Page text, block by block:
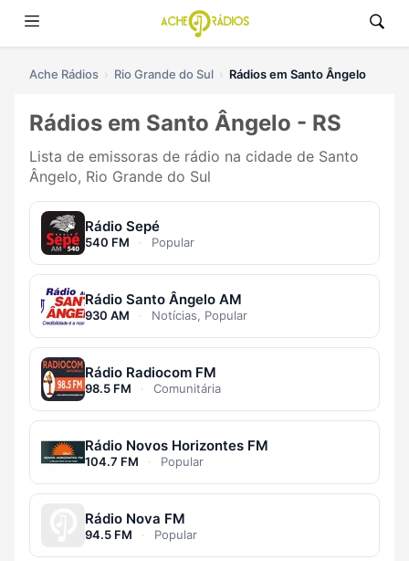
Ache Rádios Rio Grande do Sul Rádios em Santo Ângelo
Rádios em Santo Ângelo - RS
Lista de emissoras de rádio na cidade de Santo
Ângelo, Rio Grande do Sul
Rádio Sepé
540 FM · Popular
Rádio Santo Ângelo AM
930 AM · Notícias, Popular
Rádio Radiocom FM
98.5 FM · Comunitária
Rádio Novos Horizontes FM
104.7 FM · Popular
Rádio Nova FM
94.5 FM · Popular